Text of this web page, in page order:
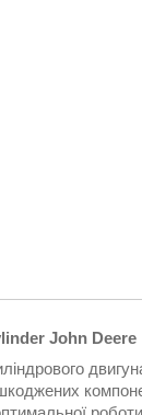
John Deere